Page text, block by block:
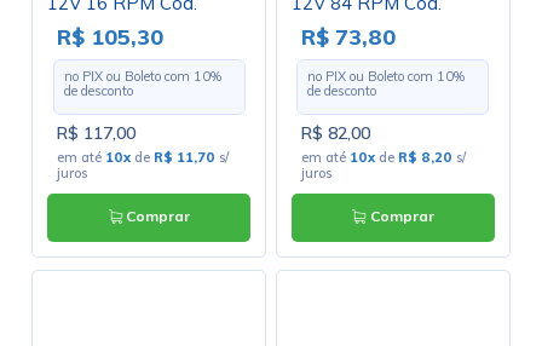
Motor 40
R$ 105,30
no PIX ou Boleto com 10%
de desconto
R$ 117,00
em até 10x de R$ 11,70 s/
juros
Comprar
Motor 47
R$ 73,80
no PIX ou Boleto com 10%
de desconto
R$ 82,00
em até 10x de R$ 8,20 s/
juros
Comprar